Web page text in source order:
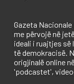
Gazeta
me përvojë në
ideali i ruajtjes së
të demokracisë.
origjinalë online
'podcastet',